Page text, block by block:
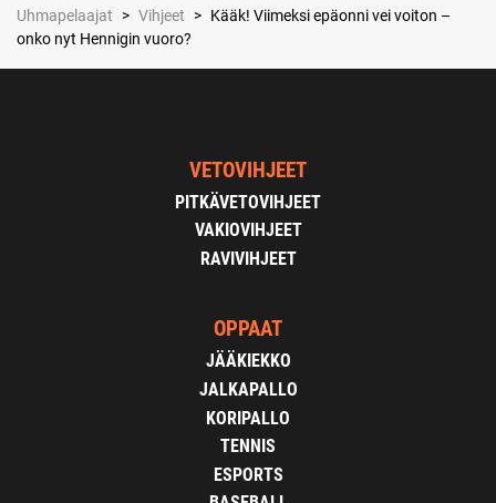
Uhmapelaajat > Vihjeet > Kääk! Viimeksi epäonni vei voiton –
onko nyt Hennigin vuoro?
VETOVIHJEET
PITKÄVETOVIHJEET
VAKIOVIHJEET
RAVIVIHJEET
OPPAAT
JÄÄKIEKKO
JALKAPALLO
KORIPALLO
TENNIS
ESPORTS